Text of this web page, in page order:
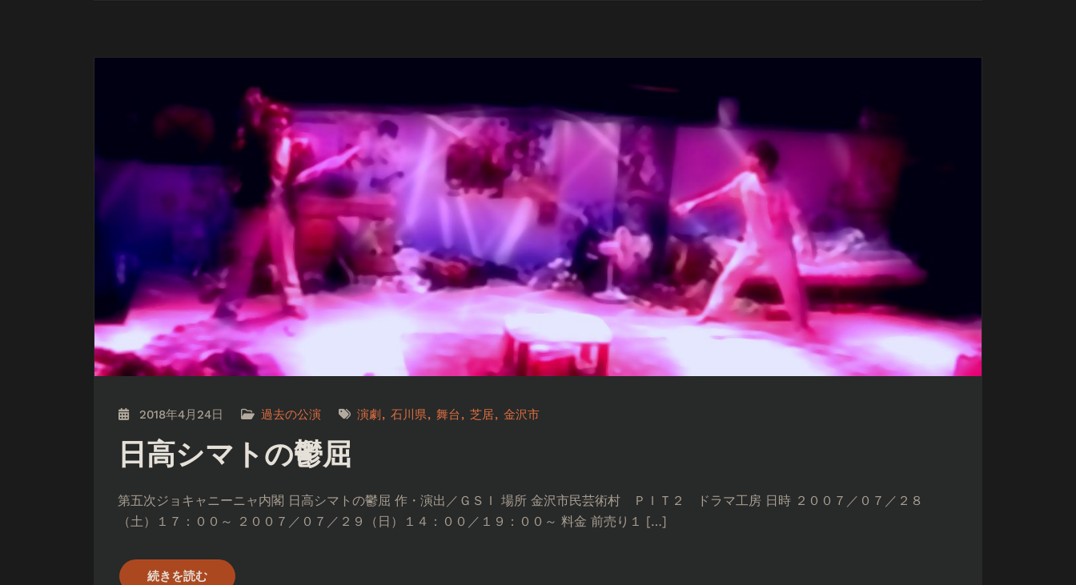
2018年4月24日 過去の公演 演劇 石川県 舞台 芝居 金沢市
日高シマトの鬱屈
第五次ジョキャニーニャ内閣 日高シマトの鬱屈 作・演出／ＧＳＩ 場所 金沢市民芸術村 ＰＩＴ２ ドラマ工房 日時 ２００７／０７／２８
（土）１７：００～ ２００７／０７／２９（日）１４：００／１９：００～ 料金 前売り１ […]
続きを読む